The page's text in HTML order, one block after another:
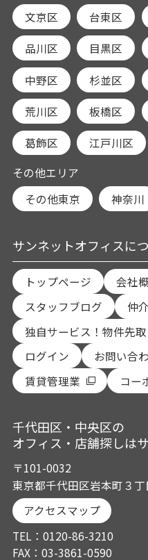
文京区
台東区
品川区 目黒区
中野区 杉並区
荒川区 板橋区
葛飾区
江戸川区
その他エリア
その他東京
神奈川
サンネットオフィスに
トップページ 会社
スタッフブログ
仲
独自サービス！物件先
ログイン
お問い合
賃貸管理業
コー
千代田区・中央区の
オフィス・店舗探しは
〒101-0032
東京都千代田区岩本町３
アクセスマップ
TEL：0120-86-3210
FAX：03-3861-0590